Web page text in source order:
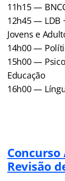
11h15 —
12h45 — LDB
Jovens e
14h00 —
15h00 —
Educação
16h00 —
Concurso
Revisão